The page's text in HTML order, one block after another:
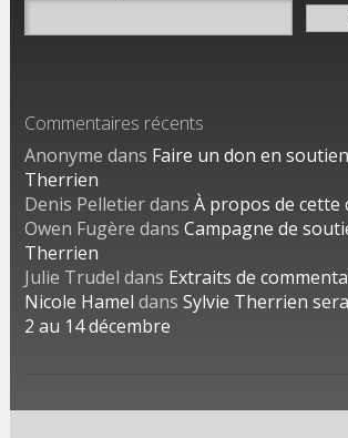
Commentaires récents
Anonyme dans Faire un don en
Therrien
Denis Pelletier dans À propos de cette
Owen Fugère dans Campagne de
Therrien
Julie Trudel dans Extraits de
Nicole Hamel dans Sylvie Therrien
2 au 14 décembre